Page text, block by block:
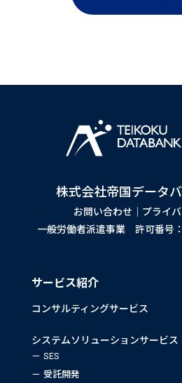
株式会社帝国データ
お問い合わせ
プライ
一般労働者派遣事業 許可番号
サービス紹介
コンサルティングサービス
システムソリューションサービス
SES
受託開発